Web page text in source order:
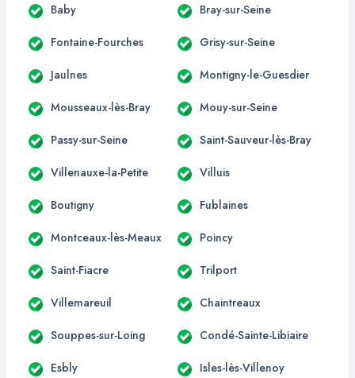
Baby Bray-sur-Seine
Fontaine-Fourches Grisy-sur-Seine
Jaulnes Montigny-le-Guesdier
Mousseaux-lès-Bray Mouy-sur-Seine
Passy-sur-Seine Saint-Sauveur-lès-Bray
Villenauxe-la-Petite Villuis
Boutigny Fublaines
Montceaux-lès-Meaux Poincy
Saint-Fiacre Trilport
Villemareuil Chaintreaux
Souppes-sur-Loing Condé-Sainte-Libiaire
Esbly Isles-lès-Villenoy